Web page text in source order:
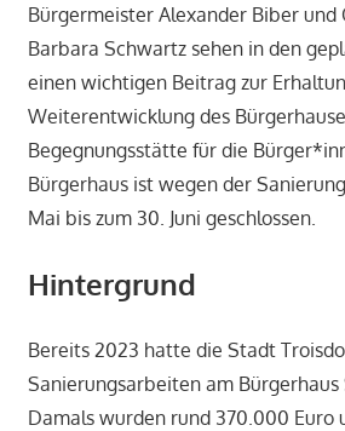
Bürgermeister Alexander Biber
Barbara Schwartz sehen in den
einen wichtigen Beitrag zur
Weiterentwicklung des
Begegnungsstätte für die
Bürgerhaus ist wegen der
Mai bis zum 30. Juni geschlossen.
Hintergrund
Bereits 2023 hatte die Stadt
Sanierungsarbeiten am Bürgerhaus
Damals wurden rund 370.000 Euro